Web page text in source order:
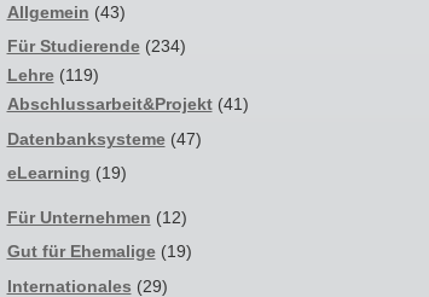
Allgemein (43)
Für Studierende(234)
Lehre(119)
Abschlussarbeit&Projekt(41)
Datenbanksysteme(47)
eLearning (19)
Für Unternehmen (12)
Gut für Ehemalige(19)
Internationales (29)